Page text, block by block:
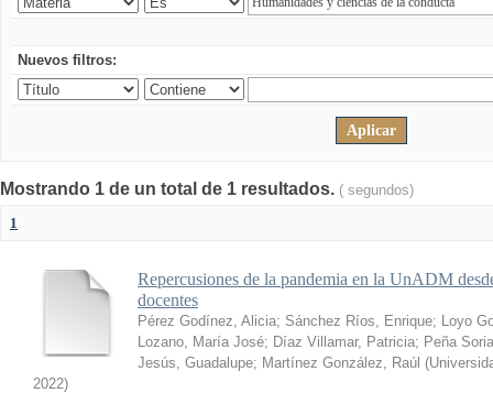
Nuevos filtros:
Mostrando 1 de un total de 1 resultados. ( segundos)
1
Repercusiones de la pandemia en la UnADM
docentes
Pérez Godínez, Alicia; Sánchez Ríos, Enrique; Loyo
Lozano, María José; Díaz Villamar, Patricia; Peña
Jesús, Guadalupe; Martínez González, Raúl (
2022)